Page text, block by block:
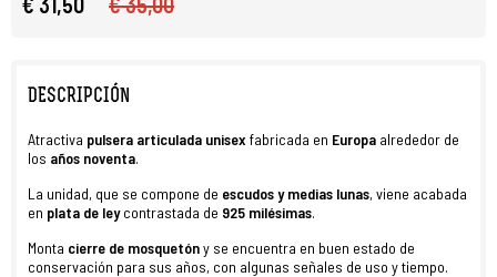
DESCRIPCIÓN
Atractiva pulsera articulada unisex fabricada en Europa alrededor de
los años noventa.
La unidad, que se compone de escudos y medias lunas, viene acabada
en plata de leycontrastada de 925 milésimas.
Monta cierre de mosquetóny se encuentra en buen estado de
conservación para sus años, con algunas señales de uso y tiempo.